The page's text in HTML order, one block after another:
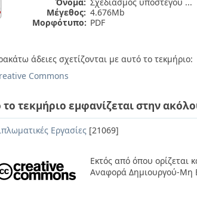
Μέγεθος: 4.676Mb
Μορφότυπο: PDF
άδειες σχετίζονται με αυτό το τεκμήριο:
Commons
το τεκμήριο εμφανίζεται στην
Εργασίες [21069]
Εκτός από όπου ορίζεται
Αναφορά Δημιουργού-Μη